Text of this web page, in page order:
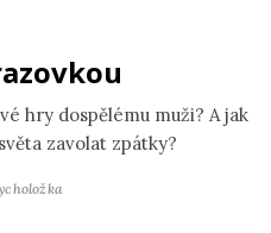
hry dospělému muži? A jak
zavolat zpátky?